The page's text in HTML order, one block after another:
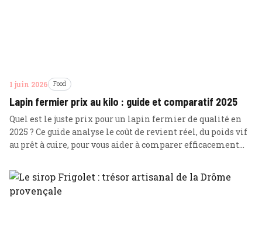
1 juin 2026 Food
Lapin fermier prix au kilo : guide et comparatif 2025
Quel est le juste prix pour un lapin fermier de qualité en
2025 ? Ce guide analyse le coût de revient réel, du poids vif
au prêt à cuire, pour vous aider à comparer efficacement